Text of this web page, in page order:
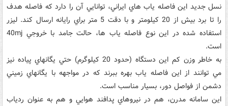
نسل جديد اين فاصله ياب هاي ايراني، توانايي آن را دارد که فاصله هدف
را تا برد بيش از 20 کيلومتر و با دقت 5 متر براي رايانه ارسال کند. ليزر
استفاده شده در اين نوع فاصله ياب ها، حالت جامد با خروجي 40mj
است.
به خاطر وزن کم اين دستگاه (حدود 20 کيلوگرم) حتي يگانهاي پياده نيز
مي توانند از اين فاصله ياب بهره ببرند که در مواجهه با يگانهاي زميني
دشمن از فواصل دور، بسيار مناسب است.
اين سامانه مدرن، هم در نيروهاي پدافند هوايي و هم به عنوان ردياب